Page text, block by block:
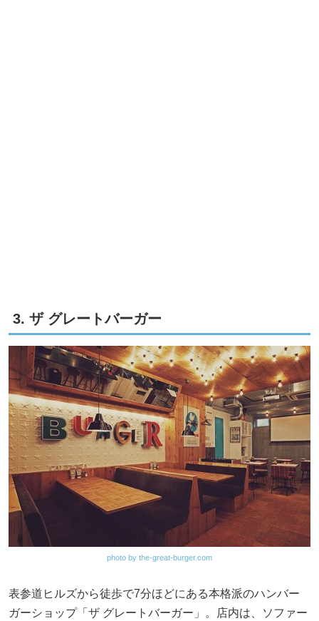
3. ザ グレートバーガー
photo by the-great-burger.com
表参道ヒルズから徒歩で7分ほどにある本格派のハンバー
ガーショップ「ザ グレートバーガー」。店内は、ソファー